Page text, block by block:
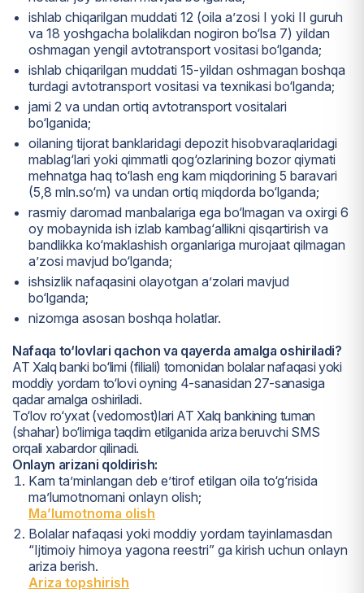
ishlab chiqarilgan muddati 12 (oila a’zosi I yoki II guruh
va 18 yoshgacha bolalikdan nogiron bo‘lsa 7) yildan
oshmagan yengil avtotransport vositasi bo‘lganda;
ishlab chiqarilgan muddati 15-yildan oshmagan boshqa
turdagi avtotransport vositasi va texnikasi bo‘lganda;
jami 2 va undan ortiq avtotransport vositalari
bo‘lganida;
oilaning tijorat banklaridagi depozit hisobvaraqlaridagi
mablag‘lari yoki qimmatli qog‘ozlarining bozor qiymati
mehnatga haq to‘lash eng kam miqdorining 5 baravari
(5,8 mln.so‘m) va undan ortiq miqdorda bo‘lganda;
rasmiy daromad manbalariga ega bo‘lmagan va oxirgi 6
oy mobaynida ish izlab kambag‘allikni qisqartirish va
bandlikka ko‘maklashish organlariga murojaat qilmagan
a’zosi mavjud bo‘lganda;
ishsizlik nafaqasini olayotgan a’zolari mavjud
bo‘lganda;
nizomga asosan boshqa holatlar.
Nafaqa to‘lovlari qachon va qayerda amalga oshiriladi?
AT Xalq banki bo‘limi (filiali) tomonidan bolalar nafaqasi yoki
moddiy yordam to‘lovi oyning 4-sanasidan 27-sanasiga
qadar amalga oshiriladi.
To‘lov ro‘yxat (vedomost)lari AT Xalq bankining tuman
(shahar) bo‘limiga taqdim etilganida ariza beruvchi SMS
orqali xabardor qilinadi.
Onlayn arizani qoldirish:
Kam ta’minlangan deb e’tirof etilgan oila to‘g‘risida
ma’lumotnomani onlayn olish;
Ma’lumotnoma olish
Bolalar nafaqasi yoki moddiy yordam tayinlamasdan
“Ijtimoiy himoya yagona reestri” ga kirish uchun onlayn
ariza berish.
Ariza topshirish